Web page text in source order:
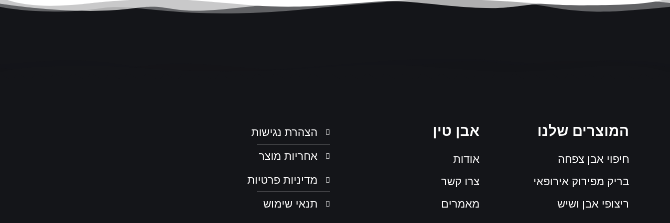
המוצרים שלנו
חיפוי אבן צפחה
בריק מפירוק אירופאי
ריצופי אבן ושיש
אבן טין
אודות
צרו קשר
מאמרים
הצהרת נגישות
אחריות מוצר
מדיניות פרטיות
תנאי שימוש